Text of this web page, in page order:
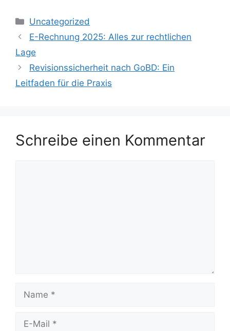
Kategorien
Uncategorized
E-Rechnung 2025: Alles zur rechtlichen
Lage
Revisionssicherheit nach GoBD: Ein
Leitfaden für die Praxis
Schreibe einen Kommentar